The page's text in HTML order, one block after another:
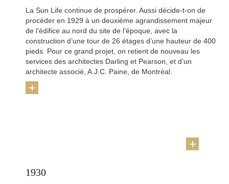
La Sun Life continue de prospérer. Aussi décide‑t‑on de
procéder en 1929 à un deuxième agrandissement majeur
de l’édifice au nord du site de l’époque, avec la
construction d’une tour de 26 étages d’une hauteur de 400
pieds. Pour ce grand projet, on retient de nouveau les
services des architectes Darling et Pearson, et d’un
architecte associé, A.J.C. Paine, de Montréal.
+
1930